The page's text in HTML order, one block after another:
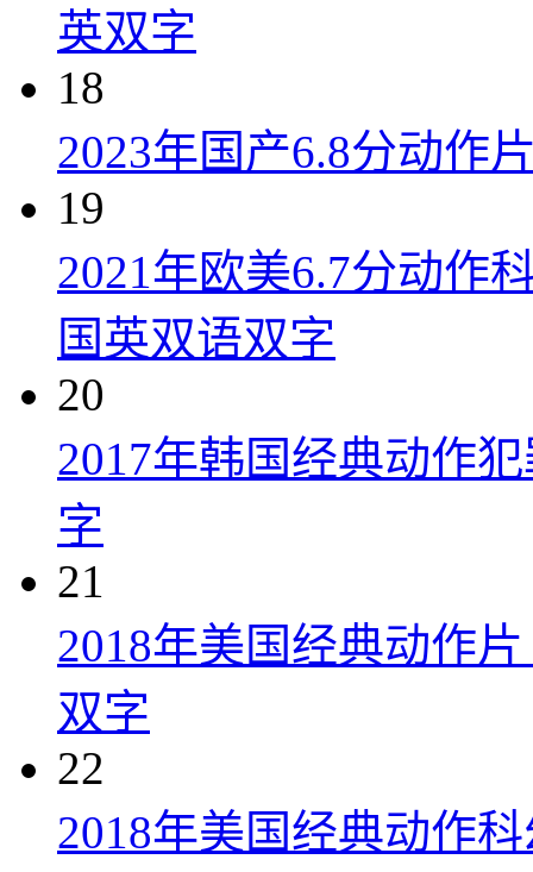
英双字
18
2023年国产6.8分动作
19
2021年欧美6.7分动作
国英双语双字
20
2017年韩国经典动作
字
21
2018年美国经典动作
双字
22
2018年美国经典动作